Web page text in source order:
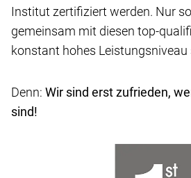
Institut zertifiziert werden. Nur
gemeinsam mit diesen top-
konstant hohes Leistungsniveau
Denn: Wir sind erst zufrieden,
sind!